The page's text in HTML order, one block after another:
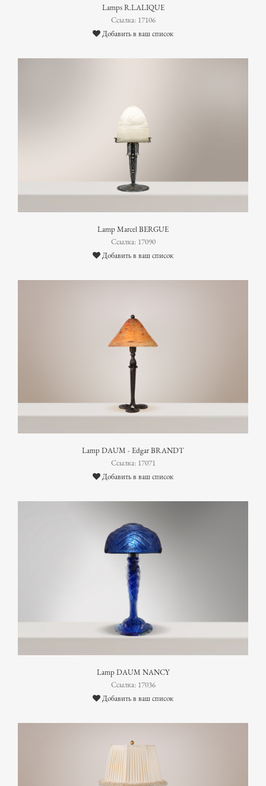
Lamps R.LALIQUE
Ссылка: 17106
Добавить в ваш список
Lamp Marcel BERGUE
Ссылка: 17090
Добавить в ваш список
Lamp DAUM - Edgar BRANDT
Ссылка: 17071
Добавить в ваш список
Lamp DAUM NANCY
Ссылка: 17036
Добавить в ваш список